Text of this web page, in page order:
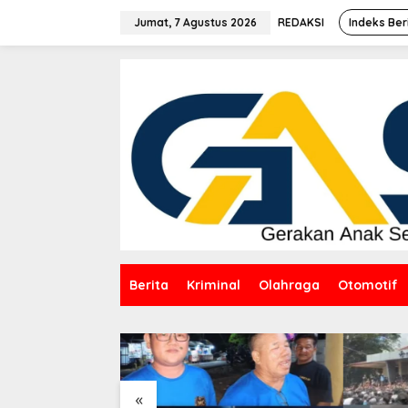
Jumat, 7 Agustus 2026 REDAKSI Indeks
Berita Kriminal Olahraga Otomotif
«